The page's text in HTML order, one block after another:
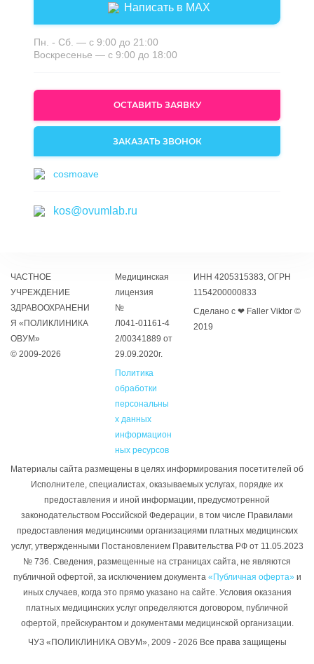
Написать в MAX
Пн. - Сб. — с 9:00 до 21:00
Воскресенье — с 9:00 до 18:00
ОСТАВИТЬ ЗАЯВКУ
ЗАКАЗАТЬ ЗВОНОК
cosmoave
kos@ovumlab.ru
ЧАСТНОЕ
УЧРЕЖДЕНИЕ
ЗДРАВООХРАНЕНИ
Я «ПОЛИКЛИНИКА
ОВУМ»
© 2009-2026
Медицинская
лицензия
№
Л041‑01161‑4
2/00341889 от
29.09.2020г.
Политика
обработки
персональны
х данных
информацион
ных ресурсов
ИНН 4205315383, ОГРН
1154200000833
Сделано с ❤ Faller Viktor ©
2019
Материалы сайта размещены в целях информирования посетителей об
Исполнителе, специалистах, оказываемых услугах, порядке их
предоставления и иной информации, предусмотренной
законодательством Российской Федерации, в том числе Правилами
предоставления медицинскими организациями платных медицинских
услуг, утвержденными Постановлением Правительства РФ от 11.05.2023
№ 736. Сведения, размещенные на страницах сайта, не являются
публичной офертой, за исключением документа «Публичная оферта»и
иных случаев, когда это прямо указано на сайте. Условия оказания
платных медицинских услуг определяются договором, публичной
офертой, прейскурантом и документами медицинской организации.
ЧУЗ «ПОЛИКЛИНИКА ОВУМ», 2009 - 2026 Все права защищены